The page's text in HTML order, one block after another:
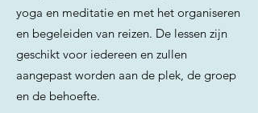
yoga en meditatie en met het organiseren
en begeleiden van reizen. De lessen zijn
geschikt voor iedereen en zullen
aangepast worden aan de plek, de groep
en de behoefte.